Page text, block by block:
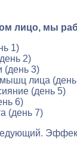
лицо, мы
1)
2)
(день 3)
лица
(день 5)
6)
(день 7)